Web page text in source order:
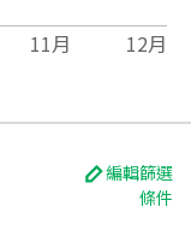
11月 12月
編輯篩選
條件